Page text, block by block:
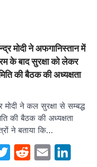
मोदी ने अफगानिस्तान में
के बाद सुरक्षा को लेकर
की बैठक की अध्यक्षता
मोदी ने कल सुरक्षा से सम्‍बद्ध
की बैठक की अध्यक्षता
ने बताया कि…
Twitter
Reddit
Email